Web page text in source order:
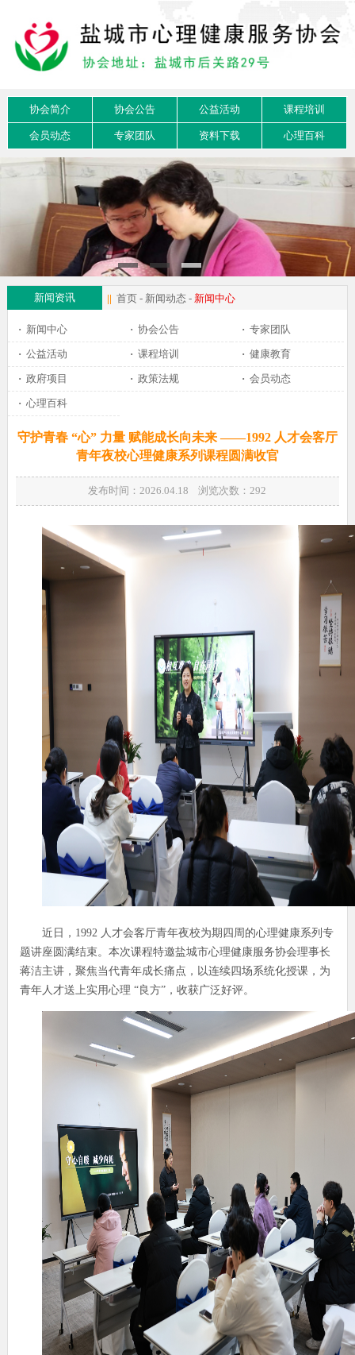
协会简介 协会公告 公益活动 课程培训
会员动态 专家团队 资料下载 心理百科
新闻资讯 || 首页- 新闻动态- 新闻中心
· 新闻中心 · 协会公告 · 专家团队
· 公益活动 · 课程培训 · 健康教育
· 政府项目 · 政策法规 · 会员动态
· 心理百科
守护青春 “心” 力量 赋能成长向未来 ——1992 人才会客厅
青年夜校心理健康系列课程圆满收官
发布时间：2026.04.18 浏览次数：292
近日， 1992 人才会客厅青年夜校为期四周的心理健康系列专
题讲座圆满结束。本次课程特邀盐城市心理健康服务协会理事长
蒋洁主讲，聚焦当代青年成长痛点，以连续四场系统化授课，为
青年人才送上实用心理 “良方”，收获广泛好评。